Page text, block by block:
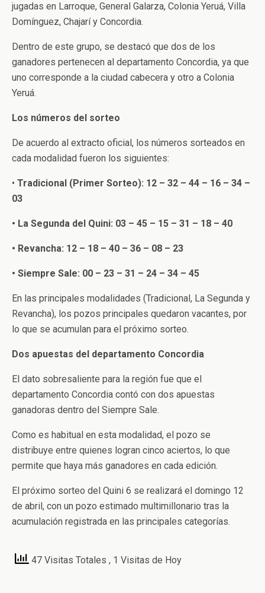
jugadas en Larroque, General Galarza, Colonia Yeruá, Villa
Domínguez, Chajarí y Concordia.
Dentro de este grupo, se destacó que dos de los
ganadores pertenecen al departamento Concordia, ya que
uno corresponde a la ciudad cabecera y otro a Colonia
Yeruá.
Los números del sorteo
De acuerdo al extracto oficial, los números sorteados en
cada modalidad fueron los siguientes:
• Tradicional (Primer Sorteo): 12 – 32 – 44 – 16 – 34 –
03
• La Segunda del Quini: 03 – 45 – 15 – 31 – 18 – 40
• Revancha: 12 – 18 – 40 – 36 – 08 – 23
• Siempre Sale: 00 – 23 – 31 – 24 – 34 – 45
En las principales modalidades (Tradicional, La Segunda y
Revancha), los pozos principales quedaron vacantes, por
lo que se acumulan para el próximo sorteo.
Dos apuestas del departamento Concordia
El dato sobresaliente para la región fue que el
departamento Concordia contó con dos apuestas
ganadoras dentro del Siempre Sale.
Como es habitual en esta modalidad, el pozo se
distribuye entre quienes logran cinco aciertos, lo que
permite que haya más ganadores en cada edición.
El próximo sorteo del Quini 6 se realizará el domingo 12
de abril, con un pozo estimado multimillonario tras la
acumulación registrada en las principales categorías.
47 Visitas Totales , 1 Visitas de Hoy